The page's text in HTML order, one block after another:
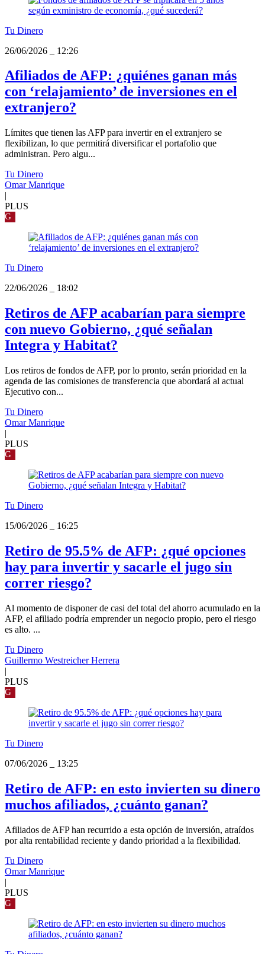
Tu Dinero
26/06/2026
12:26
Afiliados de AFP: ¿quiénes ganan más
con ‘relajamiento’ de inversiones en el
extranjero?
Límites que tienen las AFP para invertir en el extranjero se
flexibilizan, lo que permitirá diversificar el portafolio que
administran. Pero algu...
Tu Dinero
Omar Manrique
|
PLUS
G
Tu Dinero
22/06/2026
18:02
Retiros de AFP acabarían para siempre
con nuevo Gobierno, ¿qué señalan
Integra y Habitat?
Los retiros de fondos de AFP, por lo pronto, serán prioridad en la
agenda de las comisiones de transferencia que abordará al actual
Ejecutivo con...
Tu Dinero
Omar Manrique
|
PLUS
G
Tu Dinero
15/06/2026
16:25
Retiro de 95.5% de AFP: ¿qué opciones
hay para invertir y sacarle el jugo sin
correr riesgo?
Al momento de disponer de casi del total del ahorro acumulado en la
AFP, el afiliado podría emprender un negocio propio, pero el riesgo
es alto. ...
Tu Dinero
Guillermo Westreicher Herrera
|
PLUS
G
Tu Dinero
07/06/2026
13:25
Retiro de AFP: en esto invierten su dinero
muchos afiliados, ¿cuánto ganan?
Afiliados de AFP han recurrido a esta opción de inversión, atraídos
por alta rentabilidad reciente y dando prioridad a la flexibilidad.
Tu Dinero
Omar Manrique
|
PLUS
G